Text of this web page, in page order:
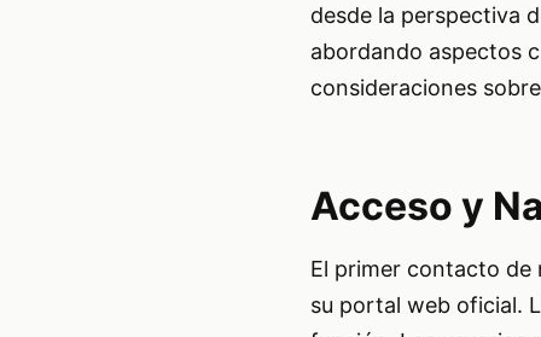
desde la perspectiva
abordando aspectos
consideraciones
Acceso y
El primer contacto de
su portal web oficial.